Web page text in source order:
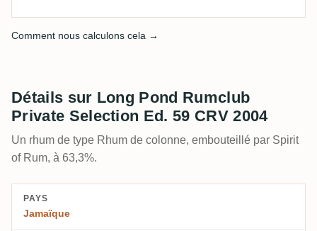
Comment nous calculons cela →
Détails sur Long Pond Rumclub
Private Selection Ed. 59 CRV 2004
Un rhum de type Rhum de colonne, embouteillé par Spirit
of Rum, à 63,3%.
PAYS
Jamaïque